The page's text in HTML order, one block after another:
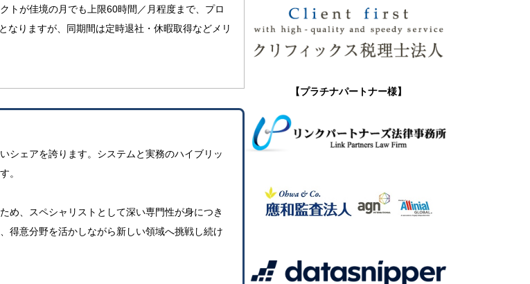
トが佳境の月でも上限60時間／月程度まで、プロ
なりますが、同期間は定時退社・休暇取得などメリ
シェアを誇ります。システムと実務のハイブリッ
。
め、スペシャリストとして深い専門性が身につき
得意分野を活かしながら新しい領域へ挑戦し続け
【プラチナパートナー様】